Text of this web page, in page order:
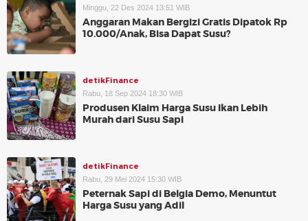
Minggu, 22 Des 2024 13:51 WIB
Anggaran Makan Bergizi Gratis Dipatok Rp
10.000/Anak, Bisa Dapat Susu?
detikFinance
Rabu, 18 Sep 2024 18:30 WIB
Produsen Klaim Harga Susu Ikan Lebih
Murah dari Susu Sapi
detikFinance
Rabu, 29 Mei 2024 15:30 WIB
Peternak Sapi di Belgia Demo, Menuntut
Harga Susu yang Adil